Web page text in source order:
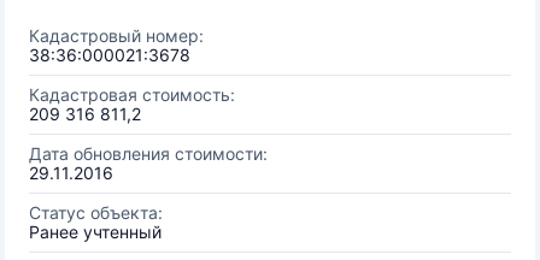
Кадастровый номер:
38:36:000021:3678
Кадастровая стоимость:
209 316 811,2
Дата обновления стоимости:
29.11.2016
Статус объекта:
Ранее учтенный